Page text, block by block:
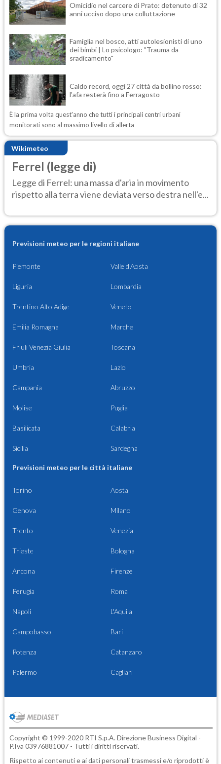
Omicidio nel carcere di Prato: detenuto di 32
anni ucciso dopo una colluttazione
Famiglia nel bosco, atti autolesionisti di uno
dei bimbi | Lo psicologo: "Trauma da
sradicamento"
Caldo record, oggi 27 città da bollino rosso:
l'afa resterà fino a Ferragosto
È la prima volta quest'anno che tutti i principali centri urbani
monitorati sono al massimo livello di allerta
Wikimeteo
Ferrel (legge di)
Legge di Ferrel: una massa d'aria in movimento
rispetto alla terra viene deviata verso destra nell'e...
Previsioni meteo per le regioni italiane
Piemonte Valle d'Aosta
Liguria Lombardia
Trentino Alto Adige Veneto
Emilia Romagna Marche
Friuli Venezia Giulia Toscana
Umbria Lazio
Campania Abruzzo
Molise Puglia
Basilicata Calabria
Sicilia Sardegna
Previsioni meteo per le città italiane
Torino Aosta
Genova Milano
Trento Venezia
Trieste Bologna
Ancona Firenze
Perugia Roma
Napoli L'Aquila
Campobasso Bari
Potenza Catanzaro
Palermo Cagliari
Copyright © 1999-2020 RTI S.p.A. Direzione Business Digital -
P.Iva 03976881007 - Tutti i diritti riservati.
Rispetto ai contenuti e ai dati personali trasmessi e/o riprodotti è